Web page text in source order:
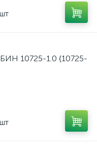
шт
10725-1.0 {10725-
шт